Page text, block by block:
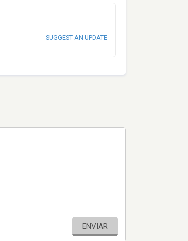
SUGGEST AN UPDATE
ENVIAR